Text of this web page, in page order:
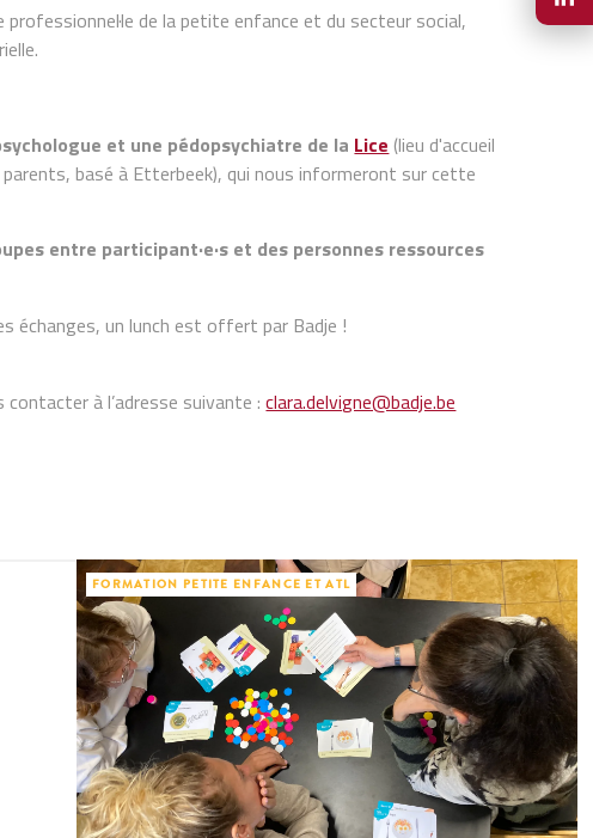
de la petite enfance et du secteur social,
et une pédopsychiatre de la Lice (lieu d'accueil
basé à Etterbeek), qui nous informeront sur cette
entre participant·e·s et des personnes ressources
échanges, un lunch est offert par Badje !
contacter à l’adresse suivante :clara.delvigne@badje.be
FORMATION PETITE ENFANCE ET ATL